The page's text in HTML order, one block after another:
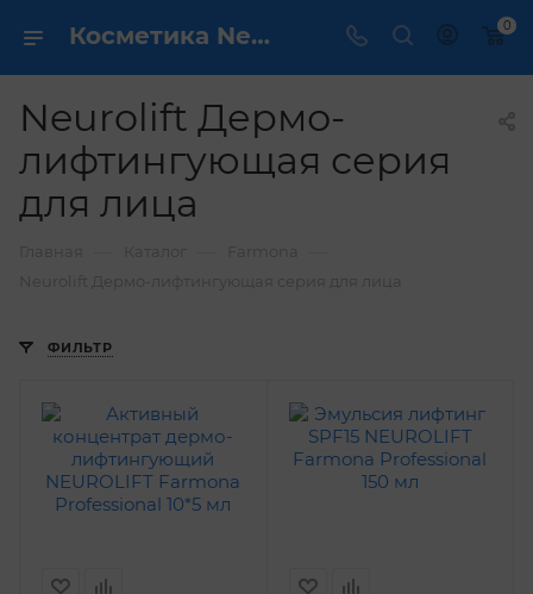
Косметика Neurolift Дермо-лифтингующая серия для лица - купить в интернет магазине ✔️ по выгодной цене 0
Neurolift Дермо-
лифтингующая серия
для лица
ФИЛЬТР